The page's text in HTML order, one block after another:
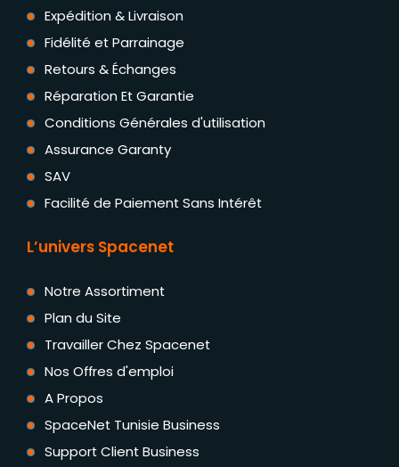
Expédition & Livraison
Fidélité et Parrainage
Retours & Échanges
Réparation Et Garantie
Conditions Générales d'utilisation
Assurance Garanty
SAV
Facilité de Paiement Sans Intérêt
L’univers Spacenet
Notre Assortiment
Plan du Site
Travailler Chez Spacenet
Nos Offres d'emploi
A Propos
SpaceNet Tunisie Business
Support Client Business